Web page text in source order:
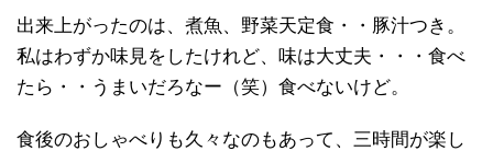
出来上がったのは、煮魚、野菜天定食・・豚汁つき。
私はわずか味見をしたけれど、味は大丈夫・・・食べ
たら・・うまいだろなー（笑）食べないけど。
食後のおしゃべりも久々なのもあって、三時間が楽し